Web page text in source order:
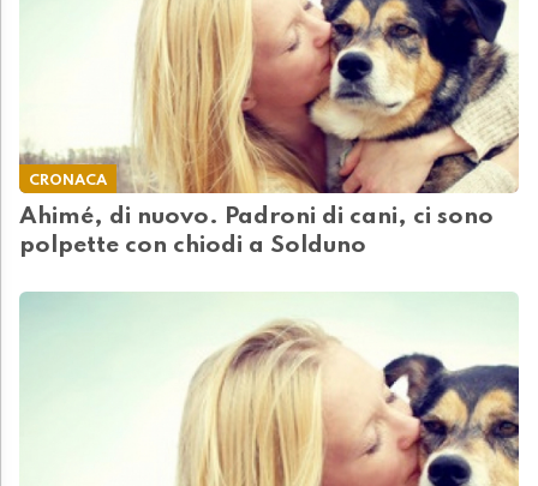
CRONACA
Ahimé, di nuovo. Padroni di cani, ci sono
polpette con chiodi a Solduno